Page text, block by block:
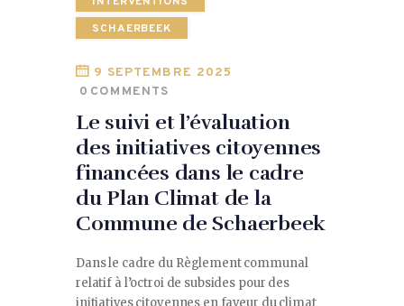
SCHAERBEEK
9 SEPTEMBRE 2025
0 COMMENTS
Le suivi et l’évaluation
des initiatives citoyennes
financées dans le cadre
du Plan Climat de la
Commune de Schaerbeek
Dans le cadre du Règlement communal
relatif à l’octroi de subsides pour des
initiatives citoyennes en faveur du climat